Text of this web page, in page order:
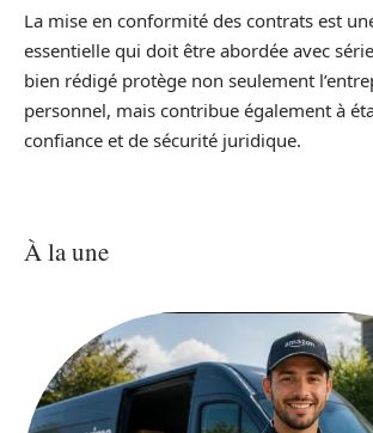
La mise en conformité des contrats est
essentielle qui doit être abordée avec
bien rédigé protège non seulement
personnel, mais contribue également à
confiance et de sécurité juridique.
À la une